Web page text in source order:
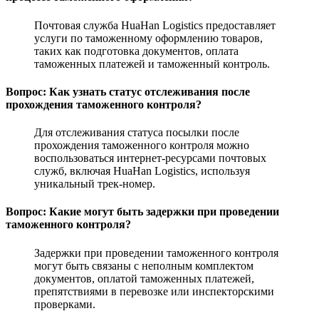
Почтовая служба HuaHan Logistics предоставляет
услуги по таможенному оформлению товаров,
таких как подготовка документов, оплата
таможенных платежей и таможенный контроль.
Вопрос: Как узнать статус отслеживания после
прохождения таможенного контроля?
Для отслеживания статуса посылки после
прохождения таможенного контроля можно
воспользоваться интернет-ресурсами почтовых
служб, включая HuaHan Logistics, используя
уникальный трек-номер.
Вопрос: Какие могут быть задержки при проведении
таможенного контроля?
Задержки при проведении таможенного контроля
могут быть связаны с неполным комплектом
документов, оплатой таможенных платежей,
препятствиями в перевозке или инспекторскими
проверками.